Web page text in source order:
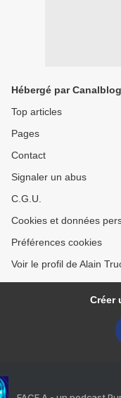
Hébergé par Canalblog
Top articles
Pages
Contact
Signaler un abus
C.G.U.
Cookies et données
Préférences cookies
Voir le profil de Alain
Créer